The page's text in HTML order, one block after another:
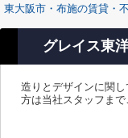
東大阪市・布施の賃貸・
グレイス東
造りとデザインに関
方は当社スタッフま